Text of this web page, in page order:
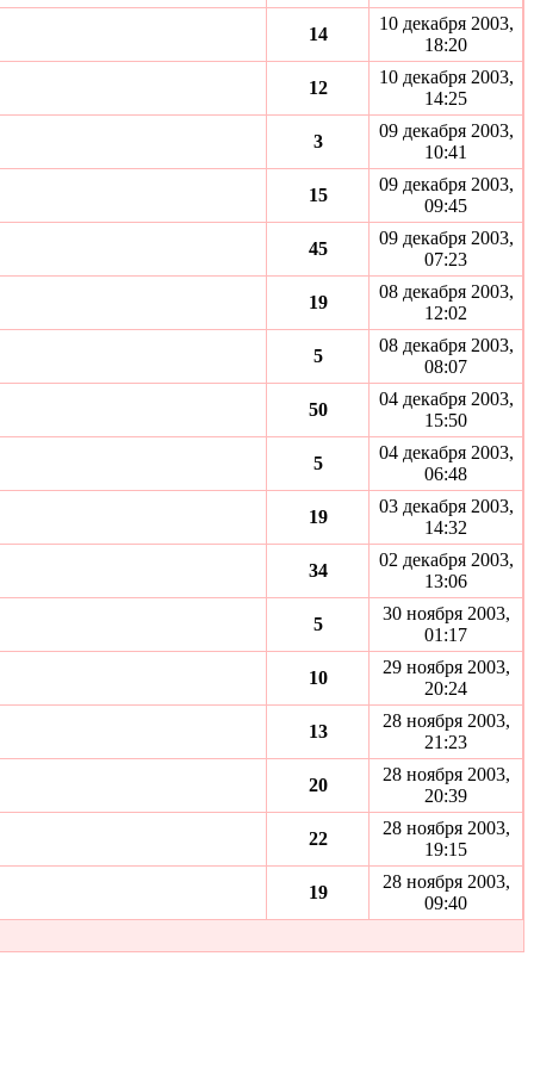
14
10 декабря 2003,
18:20
12
10 декабря 2003,
14:25
3
09 декабря 2003,
10:41
15
09 декабря 2003,
09:45
45
09 декабря 2003,
07:23
19
08 декабря 2003,
12:02
5
08 декабря 2003,
08:07
50
04 декабря 2003,
15:50
5
04 декабря 2003,
06:48
19
03 декабря 2003,
14:32
34
02 декабря 2003,
13:06
5
30 ноября 2003,
01:17
10
29 ноября 2003,
20:24
13
28 ноября 2003,
21:23
20
28 ноября 2003,
20:39
22
28 ноября 2003,
19:15
19
28 ноября 2003,
09:40